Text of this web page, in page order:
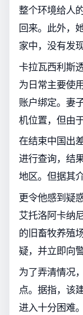
整个环境给人
回来。此外，
家中，没有发
卡拉瓦西利斯
为日常主要使
账户绑定。妻
机位置，但由
在结束中国出
进行查询，结
地区。但据其
更令他感到疑
艾托洛阿卡纳
的旧畜牧养殖
疑，并立即向
为了弄清情况
点。据指，该
进入十分困难